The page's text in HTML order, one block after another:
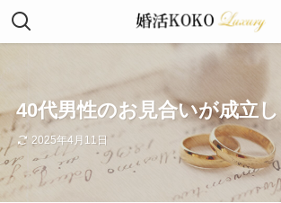
40代男性のお見合いが成立
2025年4月11日